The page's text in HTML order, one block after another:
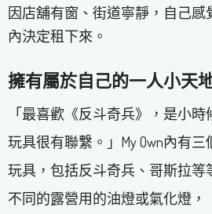
因店舖有窗、街道寧靜，自己感
內決定租下來。
擁有屬於自己的一人小天
「最喜歡《反斗奇兵》，是小
玩具很有聯繫。」My Own內有
玩具，包括反斗奇兵、哥斯拉等
不同的露營用的油燈或氣化燈，